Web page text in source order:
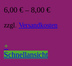
6,00 € – 8,00 €
zzgl. Versandkosten
+
Schnellansicht